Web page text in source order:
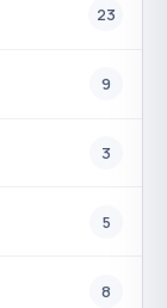
23
9
3
5
8